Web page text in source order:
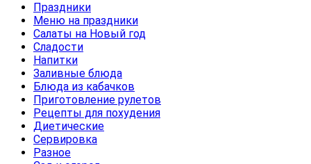
Праздники
Меню на праздники
Салаты на Новый год
Сладости
Напитки
Заливные блюда
Блюда из кабачков
Приготовление рулетов
Рецепты для похудения
Диетические
Сервировка
Разное